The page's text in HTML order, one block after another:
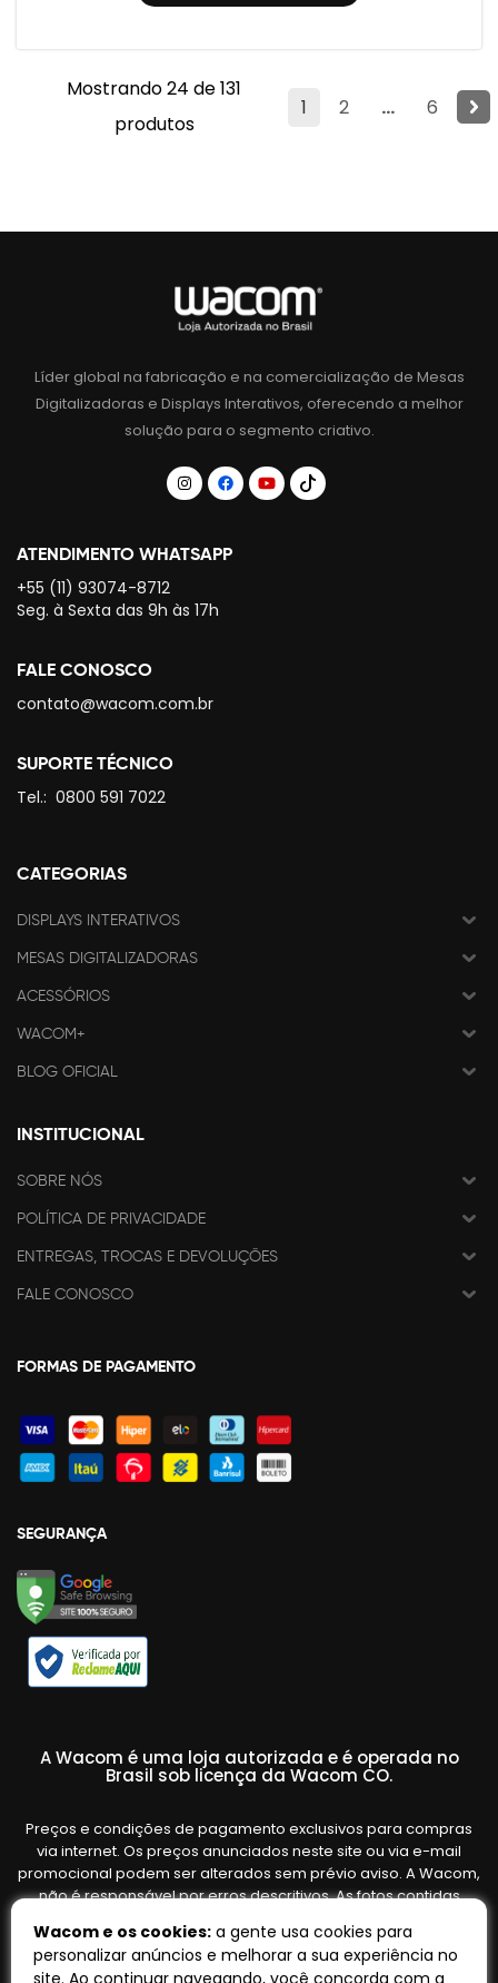
1 2 ... 6
Mostrando 24 de 131
produtos
Líder global na fabricação e na comercialização de Mesas
Digitalizadoras e Displays Interativos, oferecendo a melhor
solução para o segmento criativo.
ATENDIMENTO WHATSAPP
+55 (11) 93074-8712
Seg. à Sexta das 9h às 17h
FALE CONOSCO
contato@wacom.com.br
SUPORTE TÉCNICO
Tel.: 0800 591 7022
CATEGORIAS
DISPLAYS INTERATIVOS
MESAS DIGITALIZADORAS
ACESSÓRIOS
WACOM+
BLOG OFICIAL
INSTITUCIONAL
SOBRE NÓS
POLÍTICA DE PRIVACIDADE
ENTREGAS, TROCAS E DEVOLUÇÕES
FALE CONOSCO
FORMAS DE PAGAMENTO
SEGURANÇA
A Wacom é uma loja autorizada e é operada no
Brasil sob licença da Wacom CO.
Preços e condições de pagamento exclusivos para compras
via internet. Os preços anunciados neste site ou via e-mail
promocional podem ser alterados sem prévio aviso. A Wacom,
não é responsável por erros descritivos. As fotos contidas
variar de acordo com o fornecedor/lote do fabricante. Ofertas
válidas até o término de nossos estoques. Vendas sujeitas à
Wacom e os cookies: a gente usa cookies para
personalizar anúncios e melhorar a sua experiência no
site. Ao continuar navegando, você concorda com a